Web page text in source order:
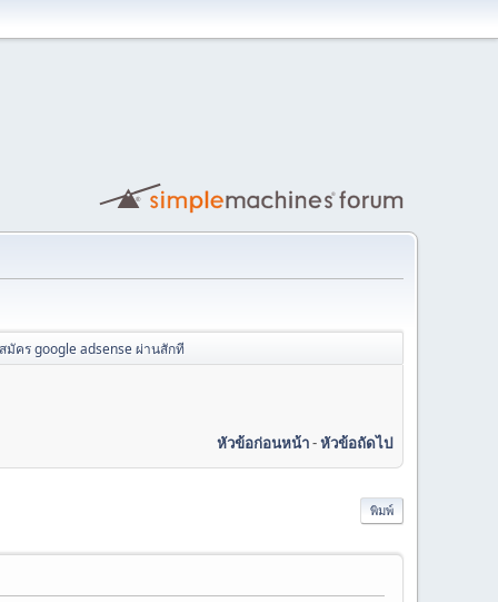
สมัคร google adsense ผ่านสักที
หัวข้อก่อนหน้า-หัวข้อถัดไป
พิมพ์